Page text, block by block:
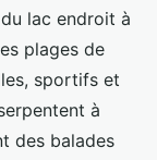
lac endroit à
plages de
sportifs et
à
des balades